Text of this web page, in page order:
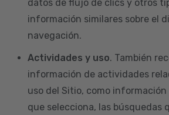
datos de flujo de clics y otros
información similares sobre el
navegación.
Actividades y uso. También
información de actividades
uso del Sitio, como información
que selecciona, las búsquedas